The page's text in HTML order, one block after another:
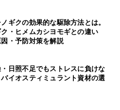
ギクの効果的な駆除方法とは。
・ヒメムカシヨモギとの違い
・予防対策を解説
日照不足でもストレスに負けな
イオスティミュラント資材の選